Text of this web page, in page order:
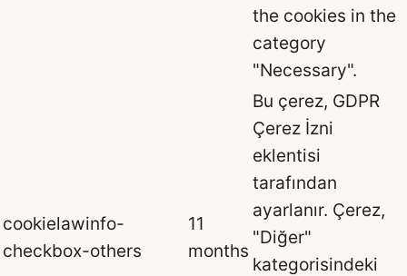
the cookies in the
category
"Necessary".
cookielawinfo-
checkbox-others
11
months
Bu çerez, GDPR
Çerez İzni
eklentisi
tarafından
ayarlanır. Çerez,
"Diğer"
kategorisindeki